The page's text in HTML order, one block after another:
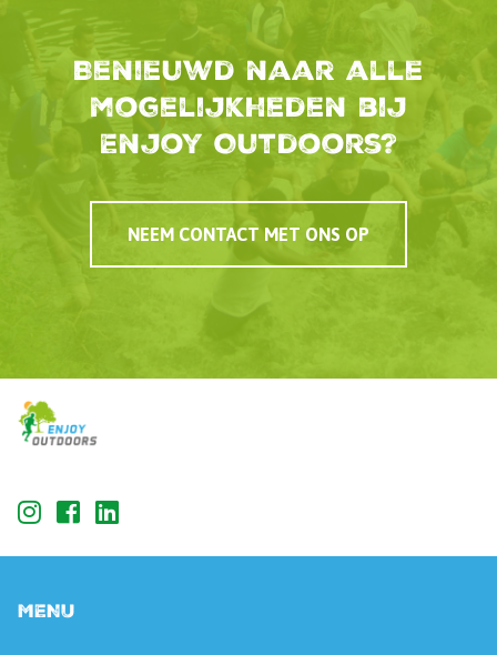
Benieuwd naar alle
mogelijkheden bij
Enjoy Outdoors?
NEEM CONTACT MET ONS OP
MENU